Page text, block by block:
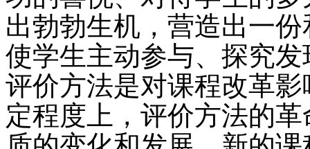
出勃勃生机，营造出一
使学生主动参与、探究
评价方法是对课程改革
定程度上，评价方法的